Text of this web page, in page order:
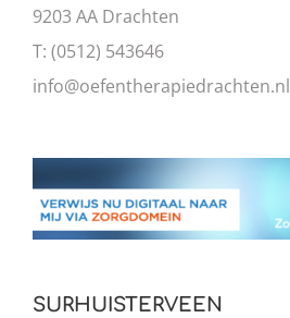
9203 AA Drachten
T: (0512) 543646
info@oefentherapiedrachten.nl
SURHUISTERVEEN